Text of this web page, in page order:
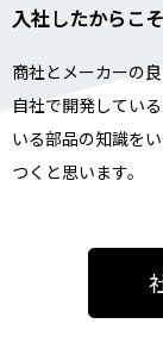
入社したからこ
商社とメーカーの
自社で開発してい
いる部品の知識を
つくと思います。